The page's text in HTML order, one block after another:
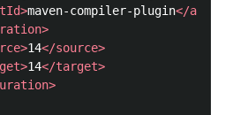
maven-compiler-plugin</
14</source>
14</target>